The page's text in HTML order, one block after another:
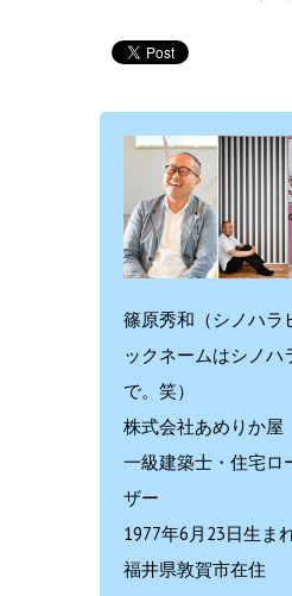
篠原秀和（シノハラ
ックネームはシノハ
で。笑）
株式会社あめりか
一級建築士・住宅ロ
ザー
1977年6月23日生ま
福井県敦賀市在住